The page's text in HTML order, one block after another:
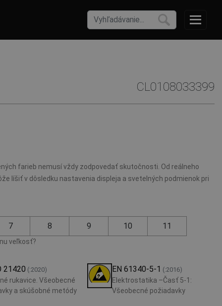
CL0108033399
farieb nemusí vždy zodpovedať skutočnosti. Od reálneho
líšiť v dôsledku nastavenia displeja a svetelných podmienok pri
7 8 9 10 11
veľkosť?
21420 (:2020)
rukavice. Všeobecné
a skúšobné metódy
EN 61340-5-1 (:2016)
Elektrostatika –Časť 5-1:
Všeobecné požiadavky